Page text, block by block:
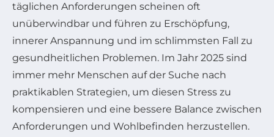
täglichen Anforderungen scheinen oft
unüberwindbar und führen zu Erschöpfung,
innerer Anspannung und im schlimmsten Fall zu
gesundheitlichen Problemen. Im Jahr 2025 sind
immer mehr Menschen auf der Suche nach
praktikablen Strategien, um diesen Stress zu
kompensieren und eine bessere Balance zwischen
Anforderungen und Wohlbefinden herzustellen.